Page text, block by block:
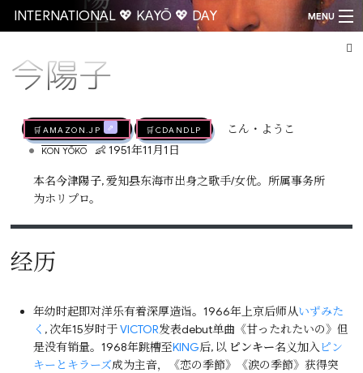
INTERNATIONAL 💖 KAYŌ 💖 DAY MENU
今陽子
🛒AMAZON.jp 🛒CDandLP こん・ようこ
• KON YŌKO 👶 1951年11月1日
本名今津陽子, 爱知县东海市出身之歌手/女优。所属事务所
为ホリプロ。
经历
年幼时起即对洋乐有着深厚造诣。1966年上京后师从いずみた
く , 次年15岁时于VICTOR发表debut单曲《甘ったれたいの》但
是没有销量。1968年跳槽至KING后, 以 ピンキー名义加入ピン
キーとキラーズ成为主音，《恋の季節》《涙の季節》获得突